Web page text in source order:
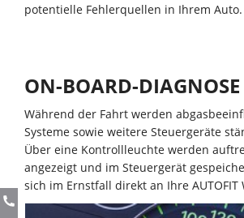
potentielle Fehlerquellen in Ihrem Auto.
ON-BOARD-DIAGNOSE
Während der Fahrt werden
Systeme sowie weitere Steuergeräte
Über eine Kontrollleuchte werden
angezeigt und im Steuergerät
sich im Ernstfall direkt an Ihre AUTOFIT